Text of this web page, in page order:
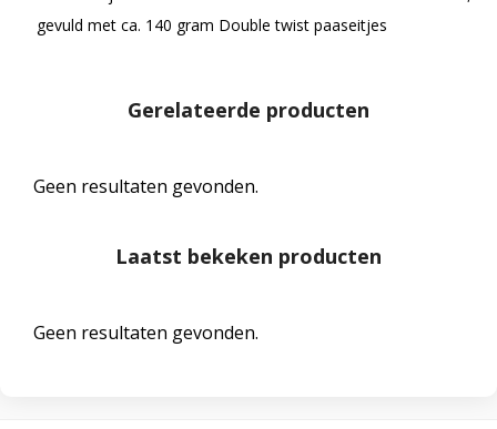
gevuld met ca. 140 gram Double twist paaseitjes
Gerelateerde producten
Geen resultaten gevonden.
Laatst bekeken producten
Geen resultaten gevonden.